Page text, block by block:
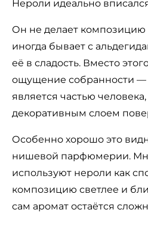
Нероли идеально
Он не делает композицию
иногда бывает с
её в сладость. Вместо
ощущение собранности —
является частью
декоративным слоем
Особенно хорошо это
нишевой парфюмерии.
используют нероли как
композицию светлее и
сам аромат остаётся